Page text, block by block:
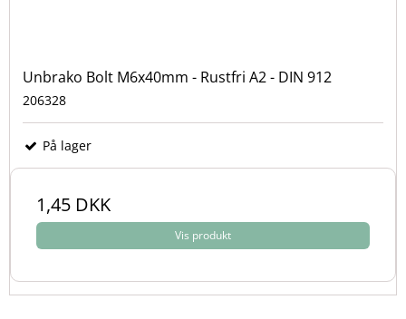
Unbrako Bolt M6x40mm - Rustfri A2 - DIN 912
206328
På lager
1,45 DKK
Vis produkt